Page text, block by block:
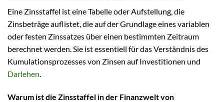
Eine Zinsstaffel ist eine Tabelle oder Aufstellung, die
Zinsbeträge auflistet, die auf der Grundlage eines variablen
oder festen Zinssatzes über einen bestimmten Zeitraum
berechnet werden. Sie ist essentiell für das Verständnis des
Kumulationsprozesses von Zinsen auf Investitionen und
Darlehen
Warum ist die Zinsstaffel in der Finanzwelt von